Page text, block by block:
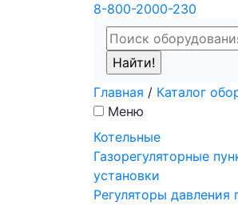
8-800-2000-230
Главная / Каталог
Меню
Котельные
Газорегуляторные
установки
Регуляторы давления